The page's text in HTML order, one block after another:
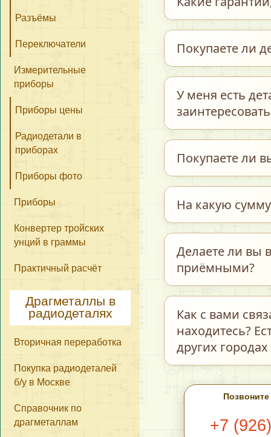
час в регионе
день.
подтверждает
бы мы
Если Вы с нами
можете
как мы работаем,
процессом
Покупаете ли
Сначала
нам, Вы продаёте
Оборудование в
случае
У меня есть
Покупаете ли
аффинажа,
обратитесь в
На какую
ограничений по
стоимости самих
Делаете ли вы
приёмными?
ненадлежащего
прочего
расценены, как
Как с вами
находитесь?
других
В разделе
Ватсап, Вайбер,
+7
Разъёмы
Переключатели
Измерительные
приборы
Приборы цены
Радиодетали в
приборах
Приборы фото
Приборы
Конвертер тройских
унций в граммы
Практичный расчёт
Драгметаллы в
радиодеталях
Вторичная переработка
Покупка радиодеталей
б/у в Москве
Справочник по
драгметаллам